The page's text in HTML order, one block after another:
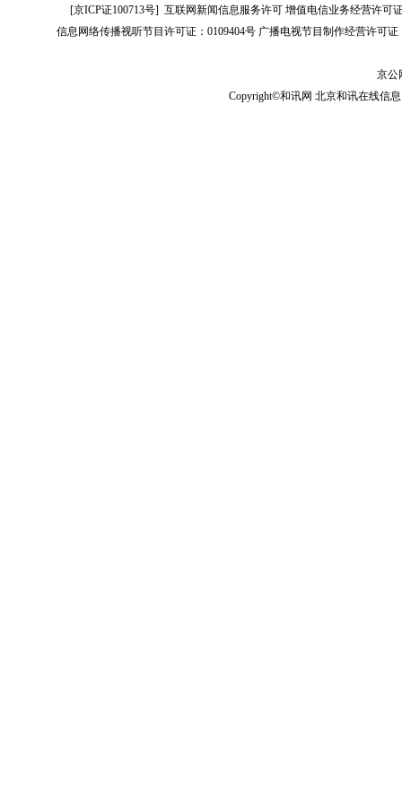
[京ICP证100713号]互联网新闻信息服务许可 增值电信业务经营许可
信息网络传播视听节目许可证：0109404号 广播电视节目制作经营许可证
京公
Copyright©和讯网 北京和讯在线信